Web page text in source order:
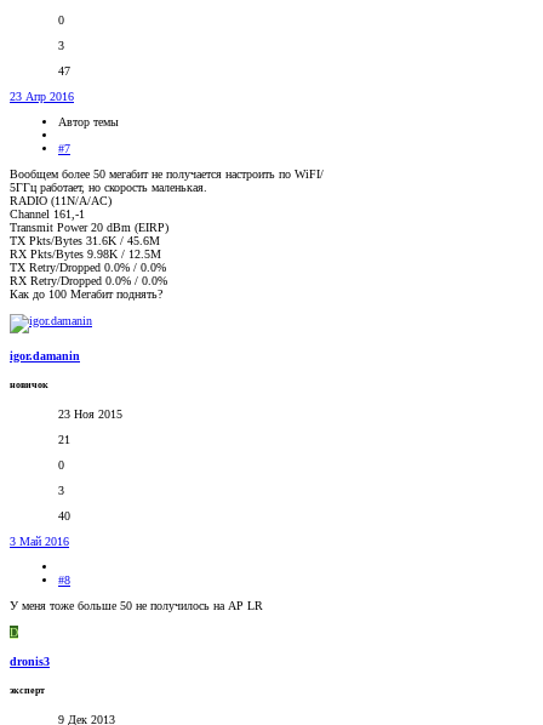
0
3
47
23 Апр 2016
Автор темы
#7
Вообщем более 50 мегабит не получается настроить по WiFI/
5ГГц работает, но скорость маленькая.
RADIO (11N/A/AC)
Channel 161,-1
Transmit Power 20 dBm (EIRP)
TX Pkts/Bytes 31.6K / 45.6M
RX Pkts/Bytes 9.98K / 12.5M
TX Retry/Dropped 0.0% / 0.0%
RX Retry/Dropped 0.0% / 0.0%
Как до 100 Мегабит поднять?
igor.damanin
новичок
23 Ноя 2015
21
0
3
40
3 Май 2016
#8
У меня тоже больше 50 не получилось на AP LR
D
dronis3
эксперт
9 Дек 2013